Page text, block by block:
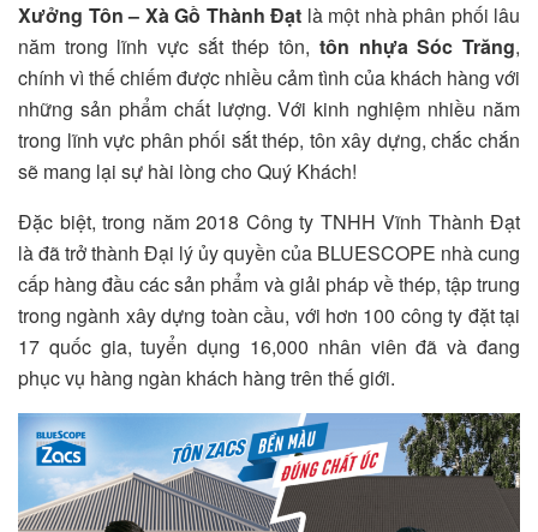
Xưởng Tôn – Xà Gồ Thành Đạt là một nhà phân phối lâu
năm trong lĩnh vực sắt thép tôn, tôn nhựa Sóc Trăng,
chính vì thế chiếm được nhiều cảm tình của khách hàng với
những sản phẩm chất lượng. Với kinh nghiệm nhiều năm
trong lĩnh vực phân phối sắt thép, tôn xây dựng, chắc chắn
sẽ mang lại sự hài lòng cho Quý Khách!
Đặc biệt, trong năm 2018 Công ty TNHH Vĩnh Thành Đạt
là đã trở thành Đại lý ủy quyền của BLUESCOPE nhà cung
cấp hàng đầu các sản phẩm và giải pháp về thép, tập trung
trong ngành xây dựng toàn cầu, với hơn 100 công ty đặt tại
17 quốc gia, tuyển dụng 16,000 nhân viên đã và đang
phục vụ hàng ngàn khách hàng trên thế giới.